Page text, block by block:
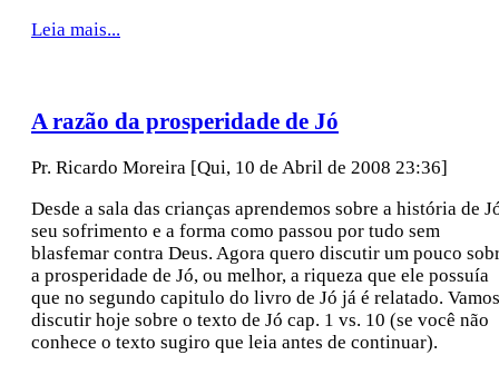
Leia mais...
A razão da prosperidade de Jó
Pr. Ricardo Moreira [Qui, 10 de Abril de 2008 23:36]
Desde a sala das crianças aprendemos sobre a história de
seu sofrimento e a forma como passou por tudo sem
blasfemar contra Deus. Agora quero discutir um pouco
a prosperidade de Jó, ou melhor, a riqueza que ele possuía
que no segundo capitulo do livro de Jó já é relatado. Vamos
discutir hoje sobre o texto de Jó cap. 1 vs. 10 (se você não
conhece o texto sugiro que leia antes de continuar).